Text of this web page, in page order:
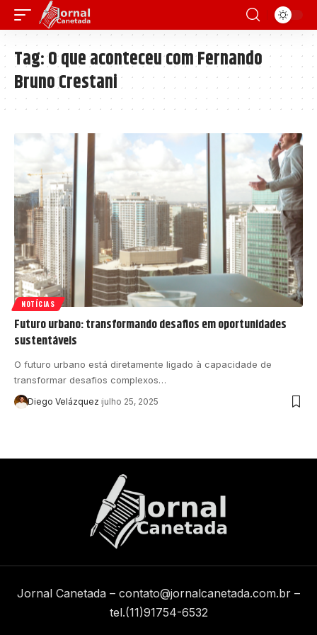
Tag:O que aconteceu com Fernando
Bruno Crestani
NOTÍCIAS
Futuro urbano: transformando desafios em oportunidades
sustentáveis
O futuro urbano está diretamente ligado à capacidade de
transformar desafios complexos…
Diego Velázquez julho 25, 2025
Jornal Canetada – contato@jornalcanetada.com.br –
tel.(11)91754-6532